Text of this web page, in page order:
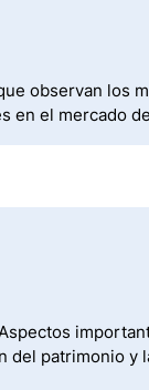
observan los
en el mercado
patrimonio